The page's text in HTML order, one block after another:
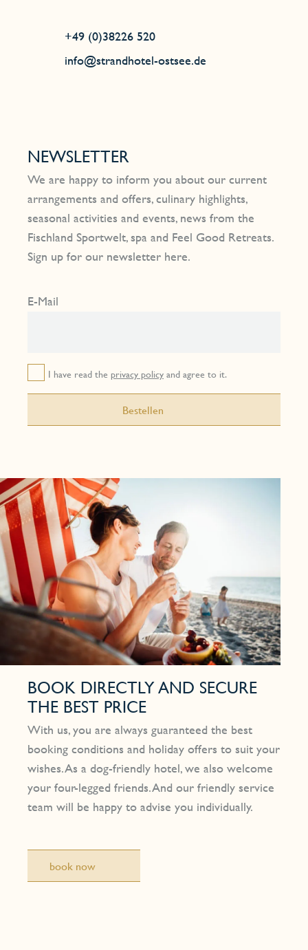
+49 (0)38226 520
info@strandhotel-ostsee.de
NEWSLETTER
We are happy to inform you about our current
arrangements and offers, culinary highlights,
seasonal activities and events, news from the
Fischland Sportwelt, spa and Feel Good Retreats.
Sign up for our newsletter here.
E-Mail
I have read the privacy policyand agree to it.
Bestellen
BOOK DIRECTLY AND SECURE
THE BEST PRICE
With us, you are always guaranteed the best
booking conditions and holiday offers to suit your
wishes. As a dog-friendly hotel, we also welcome
your four-legged friends. And our friendly service
team will be happy to advise you individually.
book now